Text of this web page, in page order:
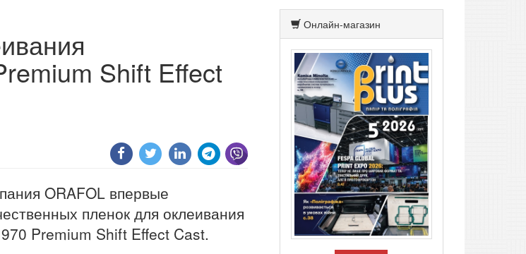
Shift Effect
ORAFOL впервые
пленок для оклеивания
Premium Shift Effect Cast.
Онлайн-магазин